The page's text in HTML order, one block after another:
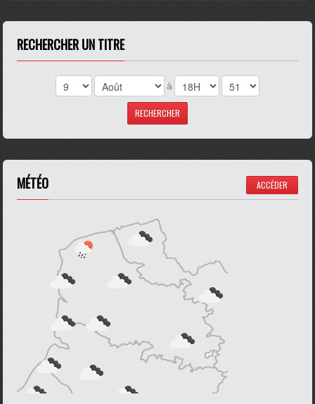
RECHERCHER UN TITRE
à
MÉTÉO ACCÉDER